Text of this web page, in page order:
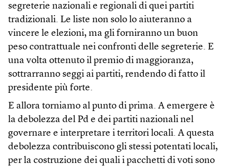
segreterie nazionali e regionali di quei partiti
tradizionali. Le liste non solo lo aiuteranno a
vincere le elezioni, ma gli forniranno un buon
peso contrattuale nei confronti delle segreterie. E
una volta ottenuto il premio di maggioranza,
sottrarranno seggi ai partiti, rendendo di fatto il
presidente più forte.
E allora torniamo al punto di prima. A emergere è
la debolezza del Pd e dei partiti nazionali nel
governare e interpretare i territori locali. A questa
debolezza contribuiscono gli stessi potentati locali,
per la costruzione dei quali i pacchetti di voti sono